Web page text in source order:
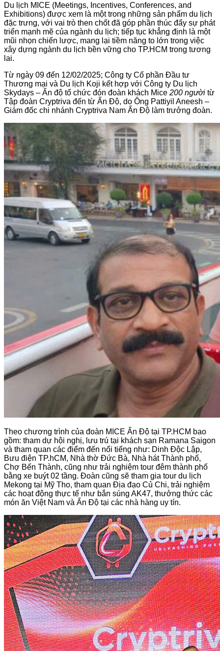
Du lịch MICE (Meetings, Incentives, Conferences, and
Exhibitions) được xem là một trong những sản phẩm du lịch
đặc trưng, với vai trò then chốt đã góp phần thúc đẩy sự phát
triển mạnh mẽ của ngành du lịch; tiếp tục khẳng định là một
mũi nhọn chiến lược, mang lại tiềm năng to lớn trong việc
xây dựng ngành du lịch bền vững cho TP.HCM trong tương
lai.
Từ ngày 09 đến 12/02/2025; Công ty Cổ phần Đầu tư
Thương mại và Du lịch Koji kết hợp với Công ty Du lịch
Skydays – Ấn độ tổ chức đón đoàn khách Mice 200 người từ
Tập đoàn Cryptriva đến từ Ấn Độ, do Ông Pattiyil Aneesh –
Giám đốc chi nhánh Cryptriva Nam Ấn Độ làm trưởng đoàn.
Theo chương trình của đoàn MICE Ấn Độ tại TP.HCM bao
gồm: tham dự hội nghị, lưu trú tại khách sạn Ramana Saigon
và tham quan các điểm đến nổi tiếng như: Dinh Độc Lập,
Bưu điện TP.hCM, Nhà thờ Đức Bà, Nhà hát Thành phố,
Chợ Bến Thành, cũng như trải nghiệm tour đêm thành phố
bằng xe buýt 02 tầng. Đoàn cũng sẽ tham gia tour du lịch
Mekong tại Mỹ Tho, tham quan Địa đạo Củ Chi, trải nghiệm
các hoạt động thực tế như bắn súng AK47, thưởng thức các
món ăn Việt Nam và Ấn Độ tại các nhà hàng uy tín.